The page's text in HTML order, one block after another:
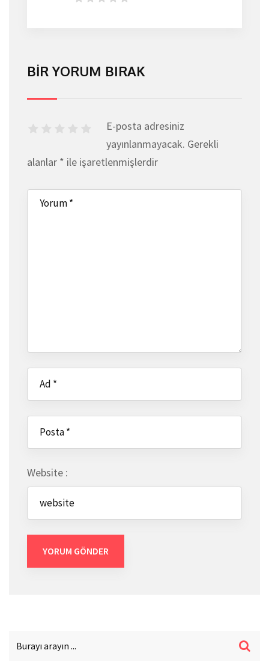
BIR YORUM BIRAK
E-posta adresiniz
yayınlanmayacak. Gerekli
alanlar * ile işaretlenmişlerdir
Website :